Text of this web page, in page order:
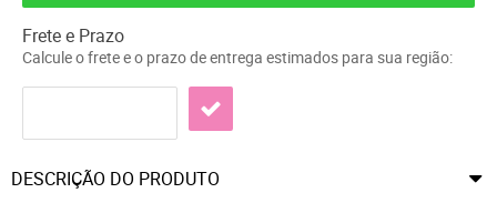
Frete e Prazo
Calcule o frete e o prazo de entrega estimados para sua região:
DESCRIÇÃO DO PRODUTO